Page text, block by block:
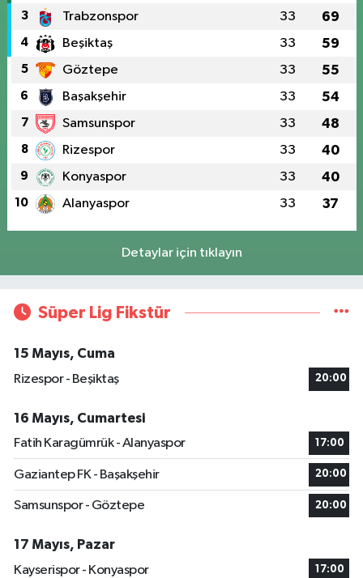
3 Trabzonspor 33 69
4 Beşiktaş 33 59
5 Göztepe 33 55
6 Başakşehir 33 54
7 Samsunspor 33 48
8 Rizespor 33 40
9 Konyaspor 33 40
10 Alanyaspor 33 37
Detaylar için tıklayın
Süper Lig Fikstür
15 Mayıs, Cuma
Rizespor - Beşiktaş
20:00
16 Mayıs, Cumartesi
Fatih Karagümrük - Alanyaspor
17:00
Gaziantep FK - Başakşehir 20:00
Samsunspor - Göztepe 20:00
17 Mayıs, Pazar
Kayserispor - Konyaspor
17:00